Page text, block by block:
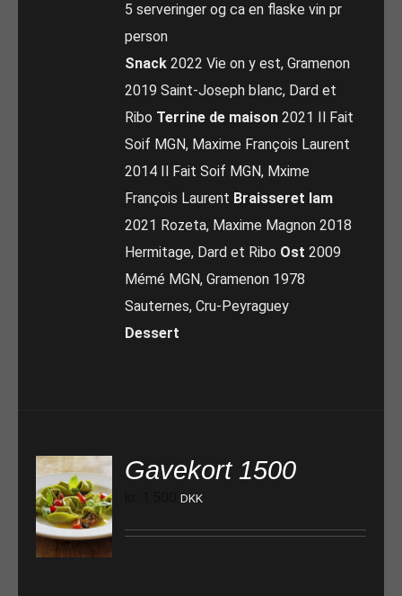
5 serveringer og ca en flaske vin pr
person
Snack 2022 Vie on y est, Gramenon
2019 Saint-Joseph blanc, Dard et
Ribo Terrine de maison 2021 Il Fait
Soif MGN, Maxime François Laurent
2014 Il Fait Soif MGN, Mxime
François Laurent Braisseret lam
2021 Rozeta, Maxime Magnon 2018
Hermitage, Dard et Ribo Ost 2009
Mémé MGN, Gramenon 1978
Sauternes, Cru-Peyraguey
Dessert
Gavekort 1500
DKK